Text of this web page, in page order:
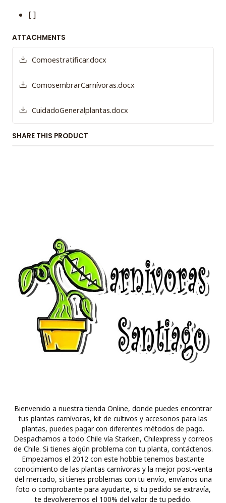
[ ]
ATTACHMENTS
Comoestratificar.docx
ComosembrarCarnívoras.docx
CuidadoGeneralplantas.docx
SHARE THIS PRODUCT
Bienvenido a nuestra tienda Online, donde puedes encontrar
tus plantas carnívoras, kit de cultivos y accesorios para las
plantas, puedes pagar con diferentes métodos de pago.
Despachamos a todo Chile vía Starken, Chilexpress y correos
de Chile. Si tienes algún problema con tu planta, contáctenos.
Empezamos el 2012 con este hobbie tenemos bastante
conocimiento de las plantas carnívoras y la mejor post-venta
del mercado, si tienes problemas con tu envío, envíanos una
foto o comprobante para ayudarte, si tu pedido se extravía,
te devolveremos el 100% del valor de tu pedido.